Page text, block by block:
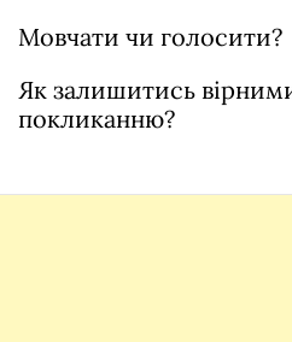
Мовчати чи голосити?
Як залишитись
покликанню?